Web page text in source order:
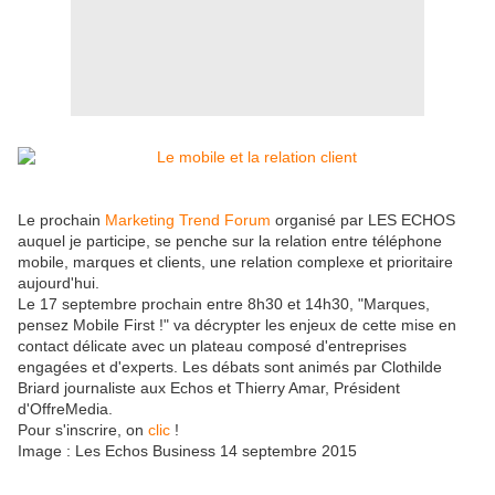
Le prochain Marketing Trend Forum organisé par LES ECHOS
auquel je participe, se penche sur la relation entre téléphone
mobile, marques et clients, une relation complexe et prioritaire
aujourd'hui.
Le 17 septembre prochain entre 8h30 et 14h30, "Marques,
pensez Mobile First !" va décrypter les enjeux de cette mise en
contact délicate avec un plateau composé d'entreprises
engagées et d'experts. Les débats sont animés par Clothilde
Briard journaliste aux Echos et Thierry Amar, Président
d'OffreMedia.
Pour s'inscrire, on clic !
Image : Les Echos Business 14 septembre 2015